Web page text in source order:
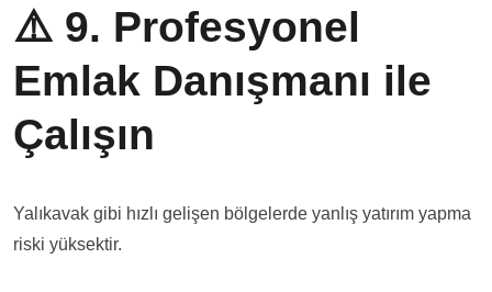
⚠️ 9. Profesyonel
Emlak Danışmanı ile
Çalışın
Yalıkavak gibi hızlı gelişen bölgelerde yanlış yatırım yapma
riski yüksektir.